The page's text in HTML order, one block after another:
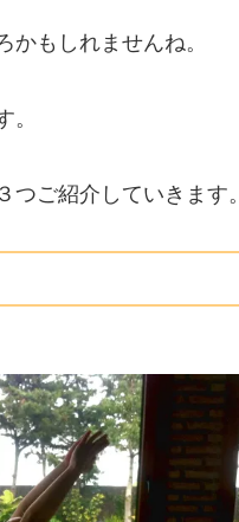
もしれませんね。
。
ご紹介していきます。